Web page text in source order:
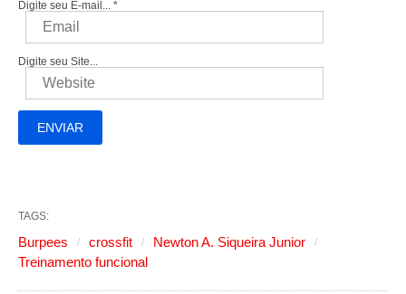
Digite seu E-mail... *
Digite seu Site...
TAGS:
Burpees crossfit
Newton A. Siqueira Junior
Treinamento funcional